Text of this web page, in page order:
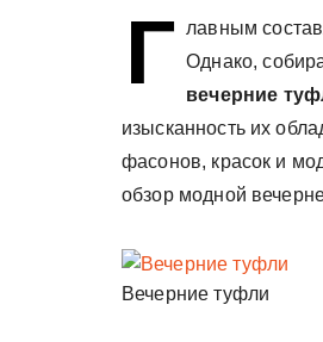
Г лавным
Однако,
вечерние
изысканность их
фасонов, красок и
обзор модной
Вечерние туфли